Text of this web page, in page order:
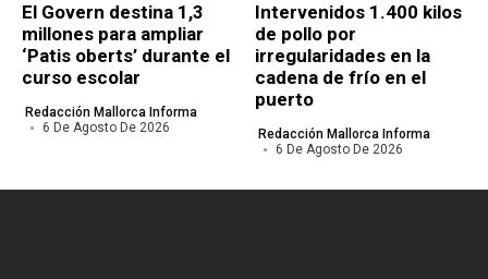
El Govern destina 1,3
millones para ampliar
‘Patis oberts’ durante el
curso escolar
Redacción Mallorca Informa
6 De Agosto De 2026
Intervenidos 1.400 kilos
de pollo por
irregularidades en la
cadena de frío en el
puerto
Redacción Mallorca Informa
6 De Agosto De 2026